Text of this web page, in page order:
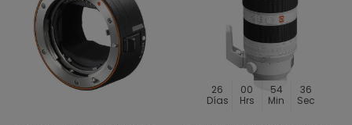
26
Días
00
Hrs
54
Min
34
Sec